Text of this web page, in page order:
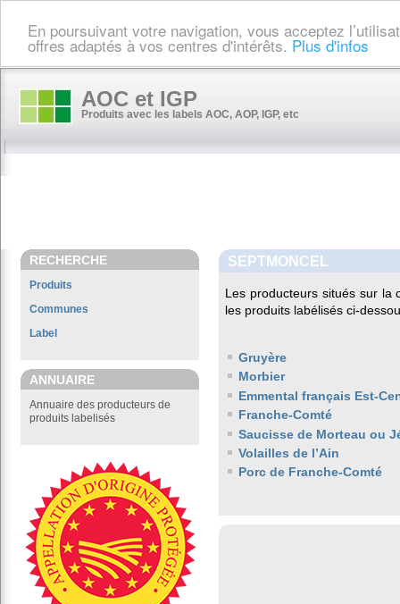
En poursuivant votre navigation, vous acceptez
offres adaptés à vos centres d'intérêts. Plus d'infos
AOC et IGP
Produits avec les labels AOC, AOP, IGP, etc
RECHERCHE
Produits
Communes
Label
ANNUAIRE
Annuaire des producteurs de
produits labelisés
SEPTMONCEL
Les producteurs situés sur la
les produits labélisés ci-
Gruyère
Morbier
Emmental français Est-
Franche-Comté
Saucisse de Morteau ou
Volailles de l’Ain
Porc de Franche-Comté